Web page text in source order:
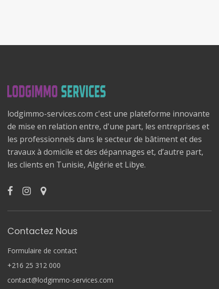
lodgimmo-services.com c'est une plateforme innovante
de mise en relation entre, d'une part, les entreprises et
les professionnels dans le secteur de bâtiment et des
travaux à domicile et des dépannages et, d’autre part,
les clients en Tunisie, Algérie et Libye.
Contactez Nous
Formulaire de contact
+216 25 312 000
contact@lodgimmo-services.com